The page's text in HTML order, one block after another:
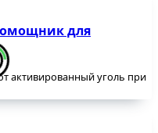
для
активированный уголь при